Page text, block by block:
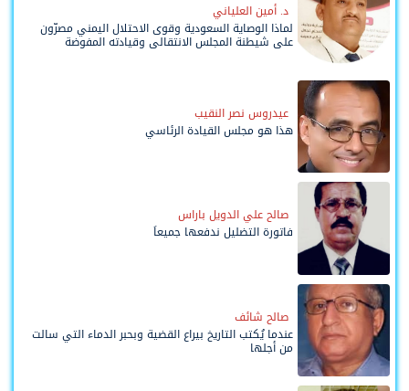
د. أمين العلياني
لماذا الوصاية السعودية وقوى الاحتلال اليمني مصرّون
على شيطنة المجلس الانتقالي وقيادته المفوضة
عيدروس نصر النقيب
هذا هو مجلس القيادة الرئاسي
صالح علي الدويل باراس
فاتورة التضليل ندفعها جميعاً
صالح شائف
عندما يُكتب التاريخ بيراع القضية وبحبر الدماء التي سالت
من أجلها